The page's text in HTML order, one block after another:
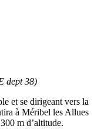
dept 38)
et se dirigeant vers la
à Méribel les Allues
m d’altitude.